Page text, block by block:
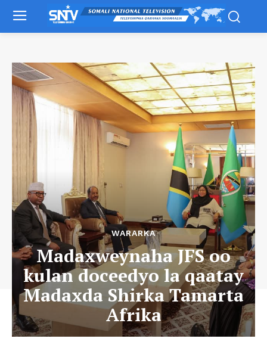
WARARKA
Madaxweynaha JFS oo
kulan doceedyo la qaatay
Madaxda Shirka Tamarta
Afrika